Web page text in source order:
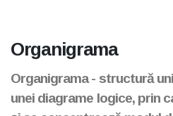
Organigrama
Organigrama - structură
unei diagrame logice, prin